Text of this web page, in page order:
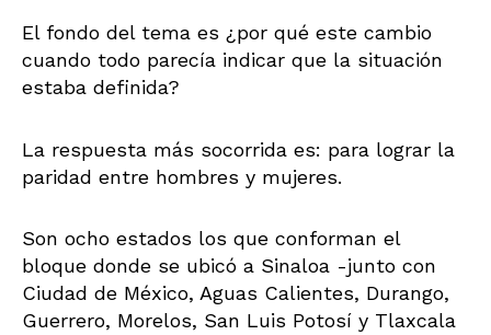
El fondo del tema es ¿por qué este cambio
cuando todo parecía indicar que la situación
estaba definida?
La respuesta más socorrida es: para lograr la
paridad entre hombres y mujeres.
Son ocho estados los que conforman el
bloque donde se ubicó a Sinaloa -junto con
Ciudad de México, Aguas Calientes, Durango,
Guerrero, Morelos, San Luis Potosí y Tlaxcala